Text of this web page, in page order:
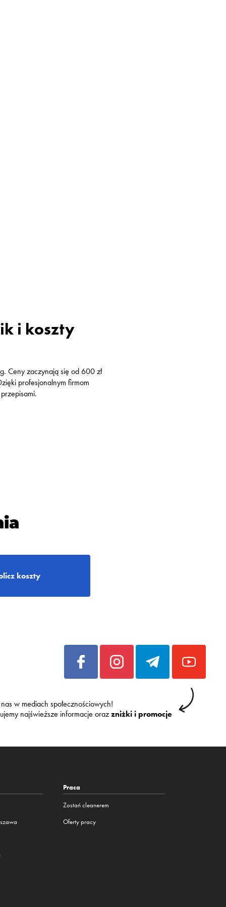
i koszty
Ceny zaczynają się od 600 zł
profesjonalnym firmom
koszty
nas w mediach społecznościowych!
najświeższe informacje oraz zniżki i promocje
Praca
Zostań cleanerem
Oferty pracy